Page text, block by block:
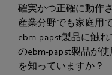
確実かつ正確に動作
産業分野でも家庭用
ebm-papst製品に触
のebm-papst製品が
を知っていますか？